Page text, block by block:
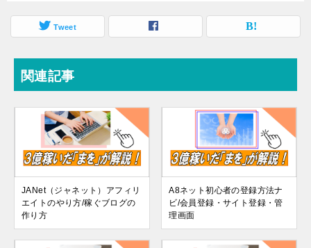
Tweet
関連記事
JANet（ジャネット）アフィリ
エイトのやり方/稼ぐブログの
作り方
A8ネット初心者の登録方法ナ
ビ/会員登録・サイト登録・管
理画面